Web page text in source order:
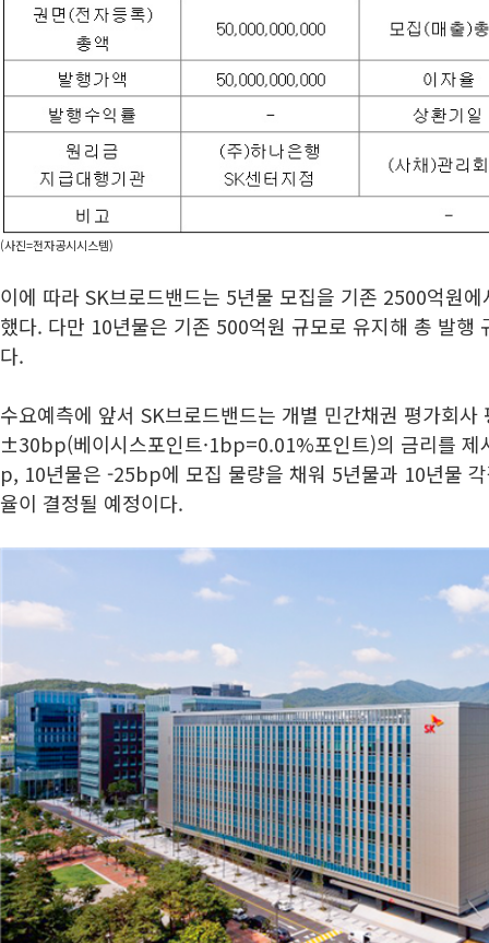
(사진=전자공시시스템)
이에 따라 SK브로드밴드는 5년물 모집을 기존 2500억원
했다. 다만 10년물은 기존 500억원 규모로 유지해 총 발행
다.
수요예측에 앞서 SK브로드밴드는 개별 민간채권 평가회
±30bp(베이시스포인트·1bp=0.01%포인트)의 금리를 제
p, 10년물은 -25bp에 모집 물량을 채워 5년물과 10년물
율이 결정될 예정이다.